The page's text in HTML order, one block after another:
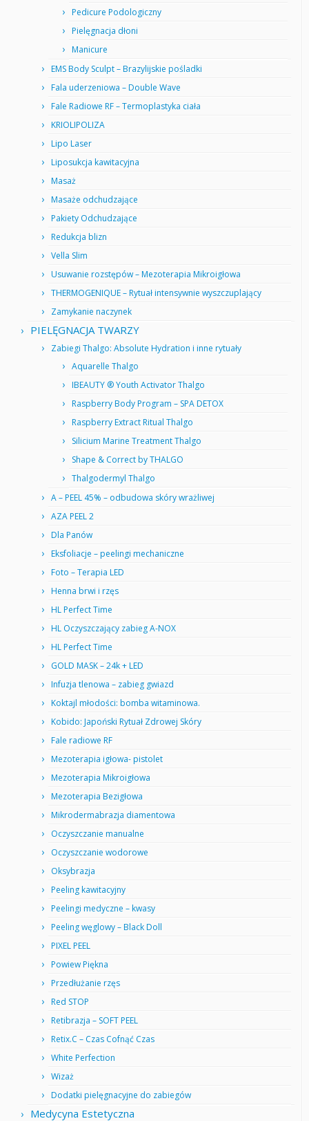
Pedicure Podologiczny
Pielęgnacja dłoni
Manicure
EMS Body Sculpt – Brazylijskie pośladki
Fala uderzeniowa – Double Wave
Fale Radiowe RF – Termoplastyka ciała
KRIOLIPOLIZA
Lipo Laser
Liposukcja kawitacyjna
Masaż
Masaże odchudzające
Pakiety Odchudzające
Redukcja blizn
Vella Slim
Usuwanie rozstępów – Mezoterapia Mikroigłowa
THERMOGENIQUE – Rytuał intensywnie wyszczuplający
Zamykanie naczynek
PIELĘGNACJA TWARZY
Zabiegi Thalgo: Absolute Hydration i inne rytuały
Aquarelle Thalgo
IBEAUTY ® Youth Activator Thalgo
Raspberry Body Program – SPA DETOX
Raspberry Extract Ritual Thalgo
Silicium Marine Treatment Thalgo
Shape & Correct by THALGO
Thalgodermyl Thalgo
A – PEEL 45% – odbudowa skóry wrażliwej
AZA PEEL 2
Dla Panów
Eksfoliacje – peelingi mechaniczne
Foto – Terapia LED
Henna brwi i rzęs
HL Perfect Time
HL Oczyszczający zabieg A-NOX
HL Perfect Time
GOLD MASK – 24k + LED
Infuzja tlenowa – zabieg gwiazd
Koktajl młodości: bomba witaminowa.
Kobido: Japoński Rytuał Zdrowej Skóry
Fale radiowe RF
Mezoterapia igłowa- pistolet
Mezoterapia Mikroigłowa
Mezoterapia Bezigłowa
Mikrodermabrazja diamentowa
Oczyszczanie manualne
Oczyszczanie wodorowe
Oksybrazja
Peeling kawitacyjny
Peelingi medyczne – kwasy
Peeling węglowy – Black Doll
PIXEL PEEL
Powiew Piękna
Przedłużanie rzęs
Red STOP
Retibrazja – SOFT PEEL
Retix.C – Czas Cofnąć Czas
White Perfection
Wizaż
Dodatki pielęgnacyjne do zabiegów
Medycyna Estetyczna